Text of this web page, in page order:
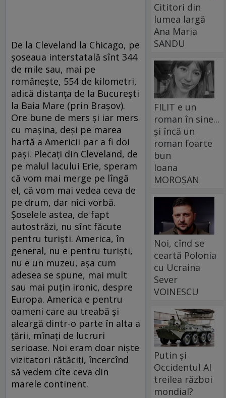
De la Cleveland la Chicago, pe
șoseaua interstatală sînt 344
de mile sau, mai pe
românește, 554 de kilometri,
adică distanța de la București
la Baia Mare (prin Brașov).
Ore bune de mers și iar mers
cu mașina, deși pe marea
hartă a Americii par a fi doi
pași. Plecați din Cleveland, de
pe malul lacului Erie, speram
că vom mai merge pe lîngă
el, că vom mai vedea ceva de
pe drum, dar nici vorbă.
Șoselele astea, de fapt
autostrăzi, nu sînt făcute
pentru turiști. America, în
general, nu e pentru turiști,
nu e un muzeu, așa cum
adesea se spune, mai mult
sau mai puțin ironic, despre
Europa. America e pentru
oameni care au treabă și
aleargă dintr-o parte în alta a
țării, mînați de lucruri
serioase. Noi eram doar niște
vizitatori rătăciți, încercînd
să vedem cîte ceva din
marele continent.
Cititori din
lumea largă
Ana Maria
SANDU
FILIT e un
roman în sine...
și încă un
roman foarte
bun
Ioana
MOROȘAN
Noi, cînd se
ceartă Polonia
cu Ucraina
Sever
VOINESCU
Putin și
Occidentul Al
treilea război
mondial?